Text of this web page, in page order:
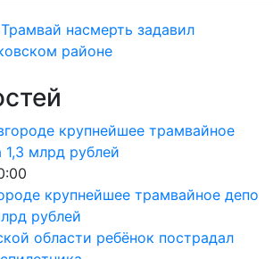
насмерть задавил
районе
крупнейшее трамвайное депо
рублей